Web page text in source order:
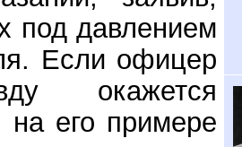
под давлением
Если офицер
окажется
на его примере